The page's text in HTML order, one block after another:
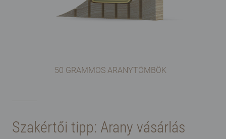
50 GRAMMOS ARANYTÖMBÖK
Szakértői tipp: Arany vásárlás